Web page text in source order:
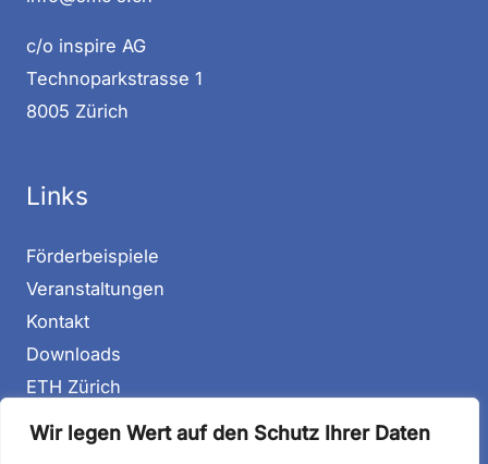
Wir legen Wert auf den Schutz Ihrer Daten
c/o inspi­re AG
Tech­no­park­stras­se 1
8005 Zürich
Links
För­der­bei­spie­le
Ver­an­stal­tun­gen
Kon­takt
Down­loads
ETH Zürich
MTEC Stu­dies